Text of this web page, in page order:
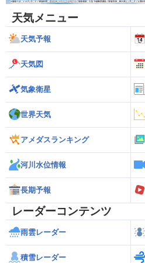
天気メニュー
天気予報
天気図
気象衛星
世界天気
アメダスランキング
河川水位情報
長期予報
レーダーコンテンツ
雨雲レーダー
積雪レーダー